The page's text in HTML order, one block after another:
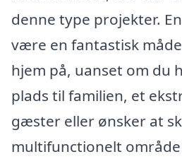
denne type projekter.
være en fantastisk
hjem på, uanset om du
plads til familien, et
gæster eller ønsker at
multifunctionelt